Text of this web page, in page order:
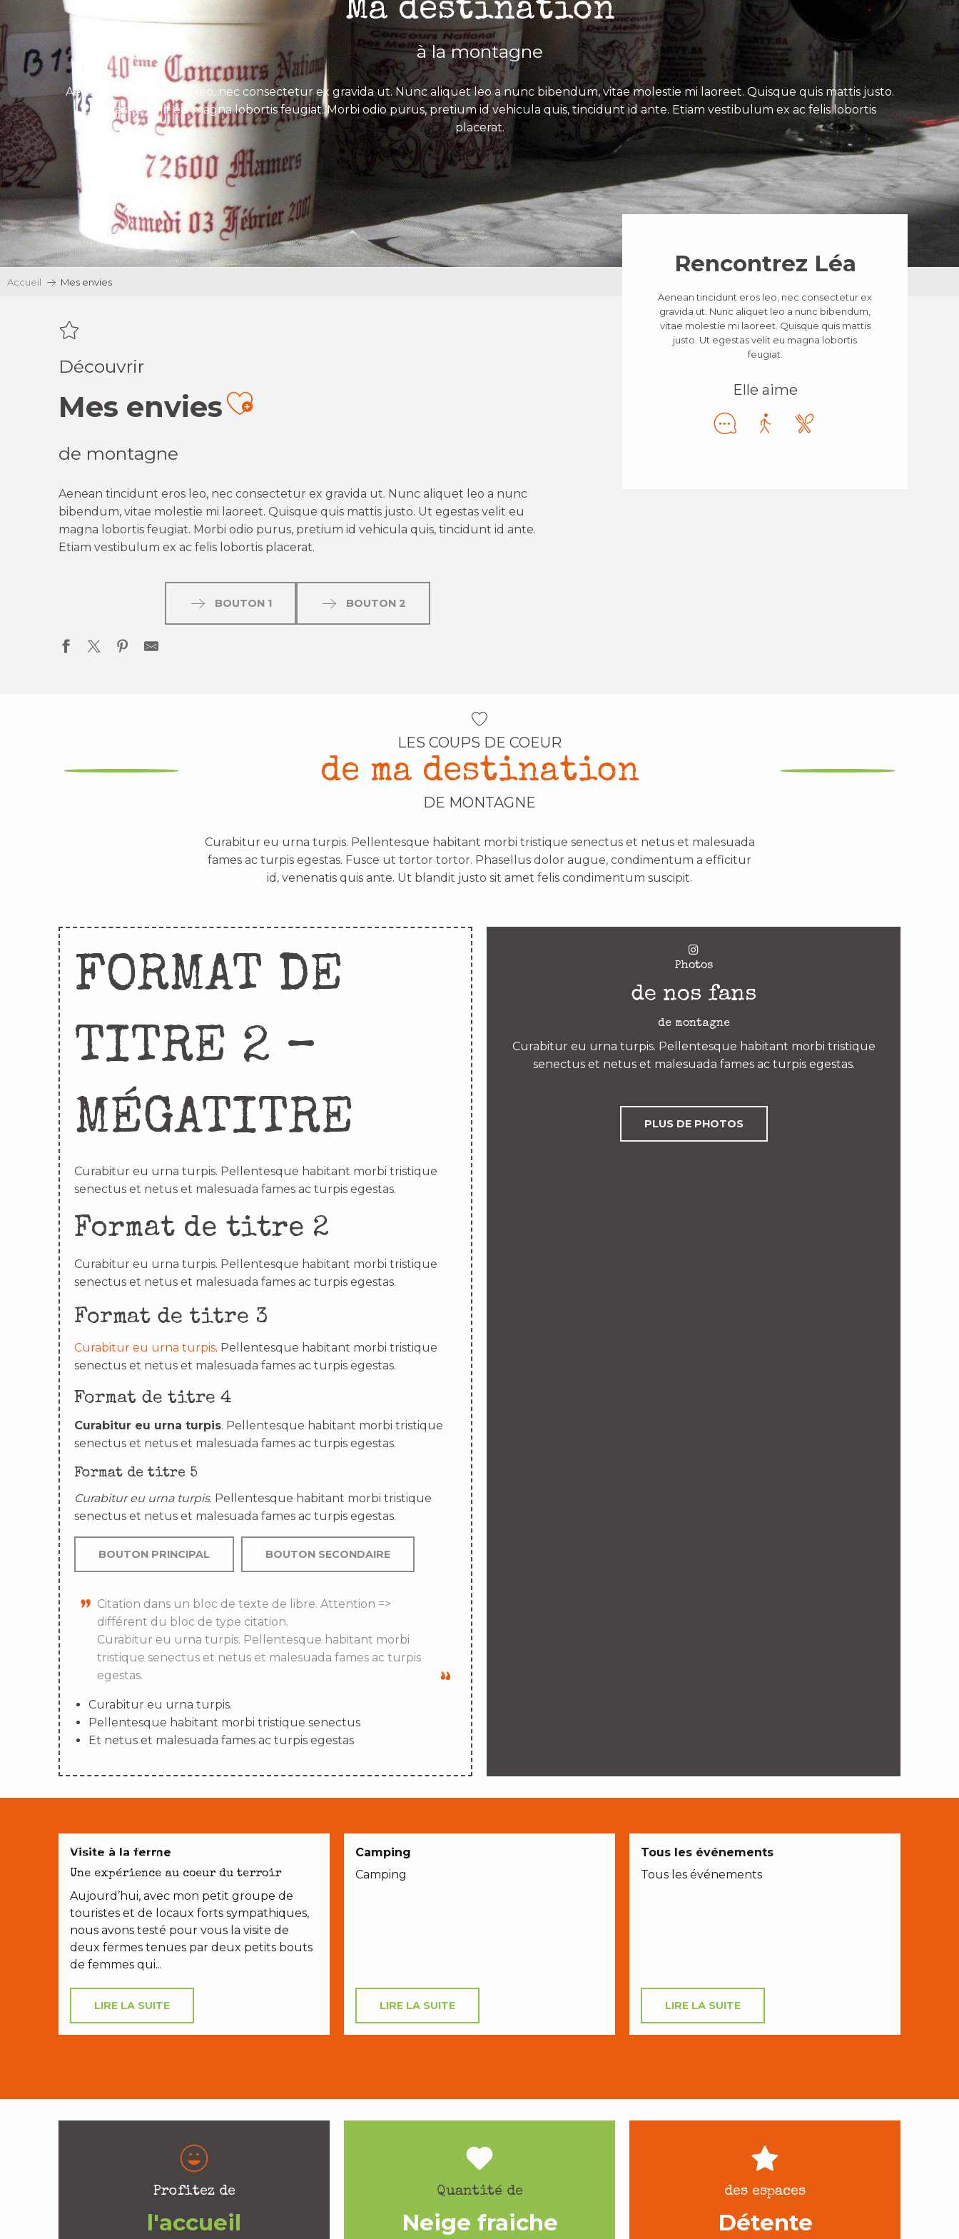
Ma destination
à la montagne
Aenean tincidunt eros leo, nec consectetur ex gravida ut. Nunc aliquet leo a nunc bibendum, vitae molestie mi laoreet. Quisque quis mattis justo.
Ut egestas velit eu magna lobortis feugiat. Morbi odio purus, pretium id vehicula quis, tincidunt id ante. Etiam vestibulum ex ac felis lobortis
placerat.
Accueil Mes envies
Découvrir
Mes enviesAjouter aux favoris
de montagne
Aenean tincidunt eros leo, nec consectetur ex gravida ut. Nunc aliquet leo a nunc
bibendum, vitae molestie mi laoreet. Quisque quis mattis justo. Ut egestas velit eu
magna lobortis feugiat. Morbi odio purus, pretium id vehicula quis, tincidunt id ante.
Etiam vestibulum ex ac felis lobortis placerat.
BOUTON 1 BOUTON 2
Rencontrez Léa
Aenean tincidunt eros leo, nec consectetur ex
gravida ut. Nunc aliquet leo a nunc bibendum,
vitae molestie mi laoreet. Quisque quis mattis
justo. Ut egestas velit eu magna lobortis
feugiat.
Elle aime
LES COUPS DE COEUR
de ma destination
DE MONTAGNE
Curabitur eu urna turpis. Pellentesque habitant morbi tristique senectus et netus et malesuada
fames ac turpis egestas. Fusce ut tortor tortor. Phasellus dolor augue, condimentum a efficitur
id, venenatis quis ante. Ut blandit justo sit amet felis condimentum suscipit.
FORMAT DE
TITRE 2 –
MÉGATITRE
Curabitur eu urna turpis. Pellentesque habitant morbi tristique
senectus et netus et malesuada fames ac turpis egestas.
Format de titre 2
Curabitur eu urna turpis. Pellentesque habitant morbi tristique
senectus et netus et malesuada fames ac turpis egestas.
Format de titre 3
Curabitur eu urna turpis. Pellentesque habitant morbi tristique
senectus et netus et malesuada fames ac turpis egestas.
Format de titre 4
Curabitur eu urna turpis. Pellentesque habitant morbi tristique
senectus et netus et malesuada fames ac turpis egestas.
Format de titre 5
Curabitur eu urna turpis. Pellentesque habitant morbi tristique
senectus et netus et malesuada fames ac turpis egestas.
BOUTON PRINCIPAL BOUTON SECONDAIRE
Citation dans un bloc de texte de libre. Attention =>
différent du bloc de type citation.
Curabitur eu urna turpis. Pellentesque habitant morbi
tristique senectus et netus et malesuada fames ac turpis
egestas.
Curabitur eu urna turpis.
Pellentesque habitant morbi tristique senectus
Et netus et malesuada fames ac turpis egestas
Photos
de nos fans
de montagne
Curabitur eu urna turpis. Pellentesque habitant morbi tristique
senectus et netus et malesuada fames ac turpis egestas.
PLUS DE PHOTOS
AVEC LES ENFANTS
Visite à la ferme
Une expérience au coeur du terroir
Aujourd’hui, avec mon petit groupe de
touristes et de locaux forts sympathiques,
nous avons testé pour vous la visite de
deux fermes tenues par deux petits bouts
de femmes qui...
LIRE LA SUITE
Camping
Camping
LIRE LA SUITE
Tous les événements
Tous les événements
LIRE LA SUITE
Profitez de
l'accueil
Quantité de
Neige fraiche
des espaces
Détente